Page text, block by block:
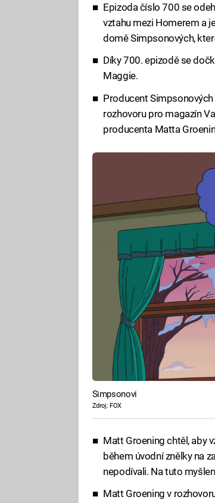
Epizoda číslo 700 se
vztahu mezi Homerem a
domě Simpsonových,
Díky 700. epizodě se
Maggie.
Producent Simpsonových
rozhovoru pro magazín
producenta Matta
Simpsonovi
Zdroj: FOX
Matt Groening chtěl, aby
během úvodní znělky na
nepodívali. Na tuto
Matt Groening v